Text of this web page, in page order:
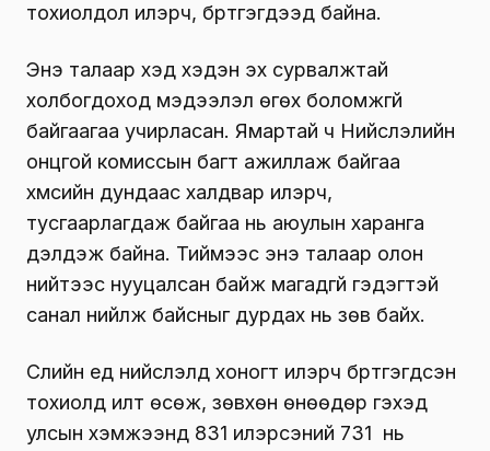
тохиолдол илэрч, бүртгэгдээд байна.
Энэ талаар хэд хэдэн эх сурвалжтай
холбогдоход мэдээлэл өгөх боломжгүй
байгаагаа учирласан. Ямартай ч Нийслэлийн
онцгой комиссын багт ажиллаж байгаа
хүмүүсийн дундаас халдвар илэрч,
тусгаарлагдаж байгаа нь аюулын харанга
дэлдэж байна. Тиймээс энэ талаар олон
нийтээс нууцалсан байж магадгүй гэдэгтэй
санал нийлж байсныг дурдах нь зөв байх.
Сүүлийн үед нийслэлд хоногт илэрч бүртгэгдсэн
тохиолд илт өсөж, зөвхөн өнөөдөр гэхэд
улсын хэмжээнд 831 илэрсэний 731 нь